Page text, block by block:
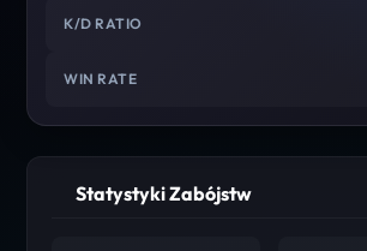
K/D RATIO
WIN RATE
Statystyki Zabójstw